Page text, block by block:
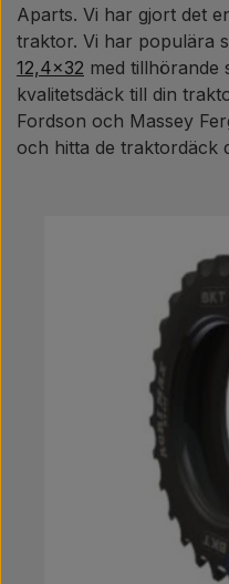
Aparts. Vi har gjort det
traktor. Vi har populära
12,4x32 med tillhörande
kvalitetsdäck till din
Fordson och Massey
och hitta de traktordäck